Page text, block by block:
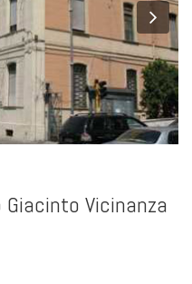
Vicinanza